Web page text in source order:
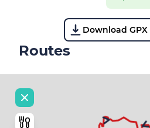
Download GPX
Routes